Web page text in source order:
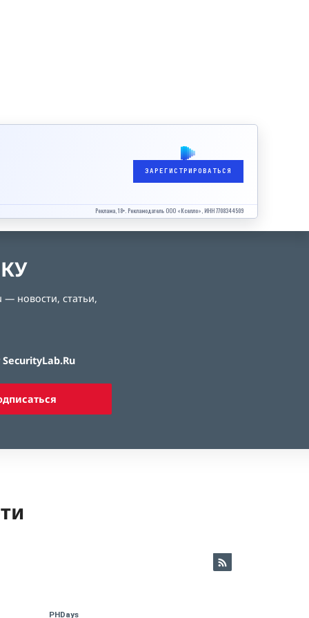
ЗАРЕГИСТРИРОВАТЬСЯ
Реклама, 18+. Рекламодатель ООО «Кселло», ИНН 7708344509
новости, статьи,
PHDays